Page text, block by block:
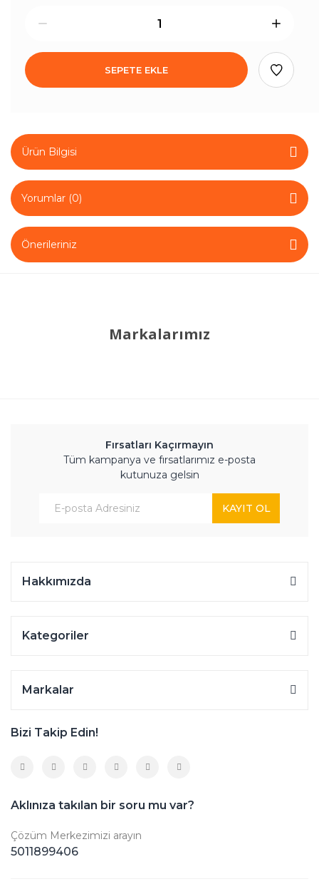
SEPETE EKLE
Ürün Bilgisi
Yorumlar (0)
Önerileriniz
Markalarımız
Fırsatları Kaçırmayın
Tüm kampanya ve fırsatlarımız e-posta
kutunuza gelsin
KAYIT OL
Hakkımızda
Kategoriler
Markalar
Bizi Takip Edin!
Aklınıza takılan bir soru mu var?
Çözüm Merkezimizi arayın
5011899406